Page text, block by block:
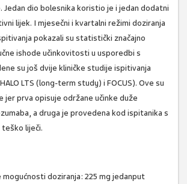
Jedan dio bolesnika koristio je i jedan dodatni
lijek. I mjesečni i kvartalni režimi doziranja
pokazali su statistički značajno
ishode učinkovitosti u usporedbi s
su još dvije kliničke studije ispitivanja
LTS (long-term study) i FOCUS). Ove su
jer prva opisuje održane učinke duže
a druga je provedena kod ispitanika s
liječi.
doziranja: 225 mg jedanput